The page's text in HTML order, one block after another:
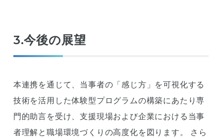
3.今後の展望
本連携を通じて、当事者の「感じ方」を可視化する
技術を活用した体験型プログラムの構築にあたり専
門的助言を受け、支援現場および企業における当事
者理解と職場環境づくりの高度化を図ります。 さら